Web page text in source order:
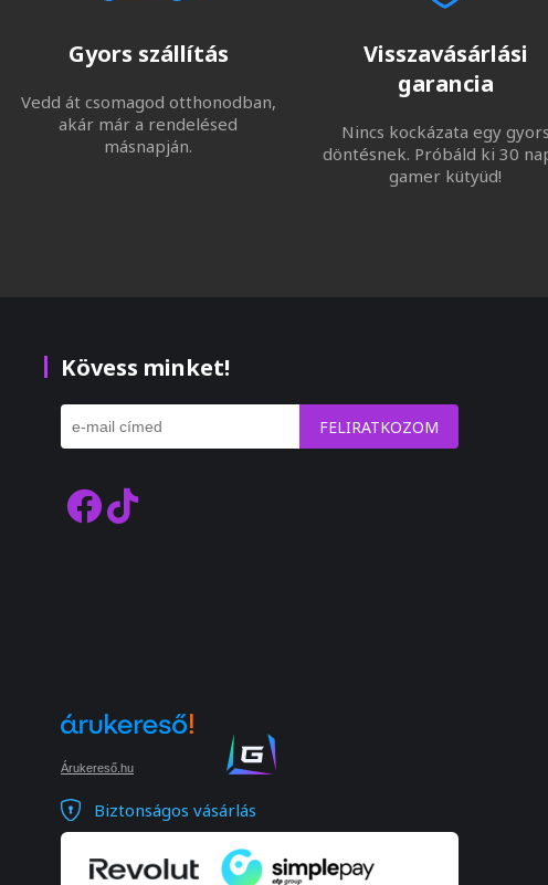
Gyors szállítás
Vedd át csomagod otthonodban,
akár már a rendelésed
másnapján.
Visszavásárlási
garancia
Nincs kockázata egy gyors
döntésnek. Próbáld ki 30
gamer kütyüd!
Kövess minket!
FELIRATKOZOM
Árukereső.hu
Biztonságos vásárlás